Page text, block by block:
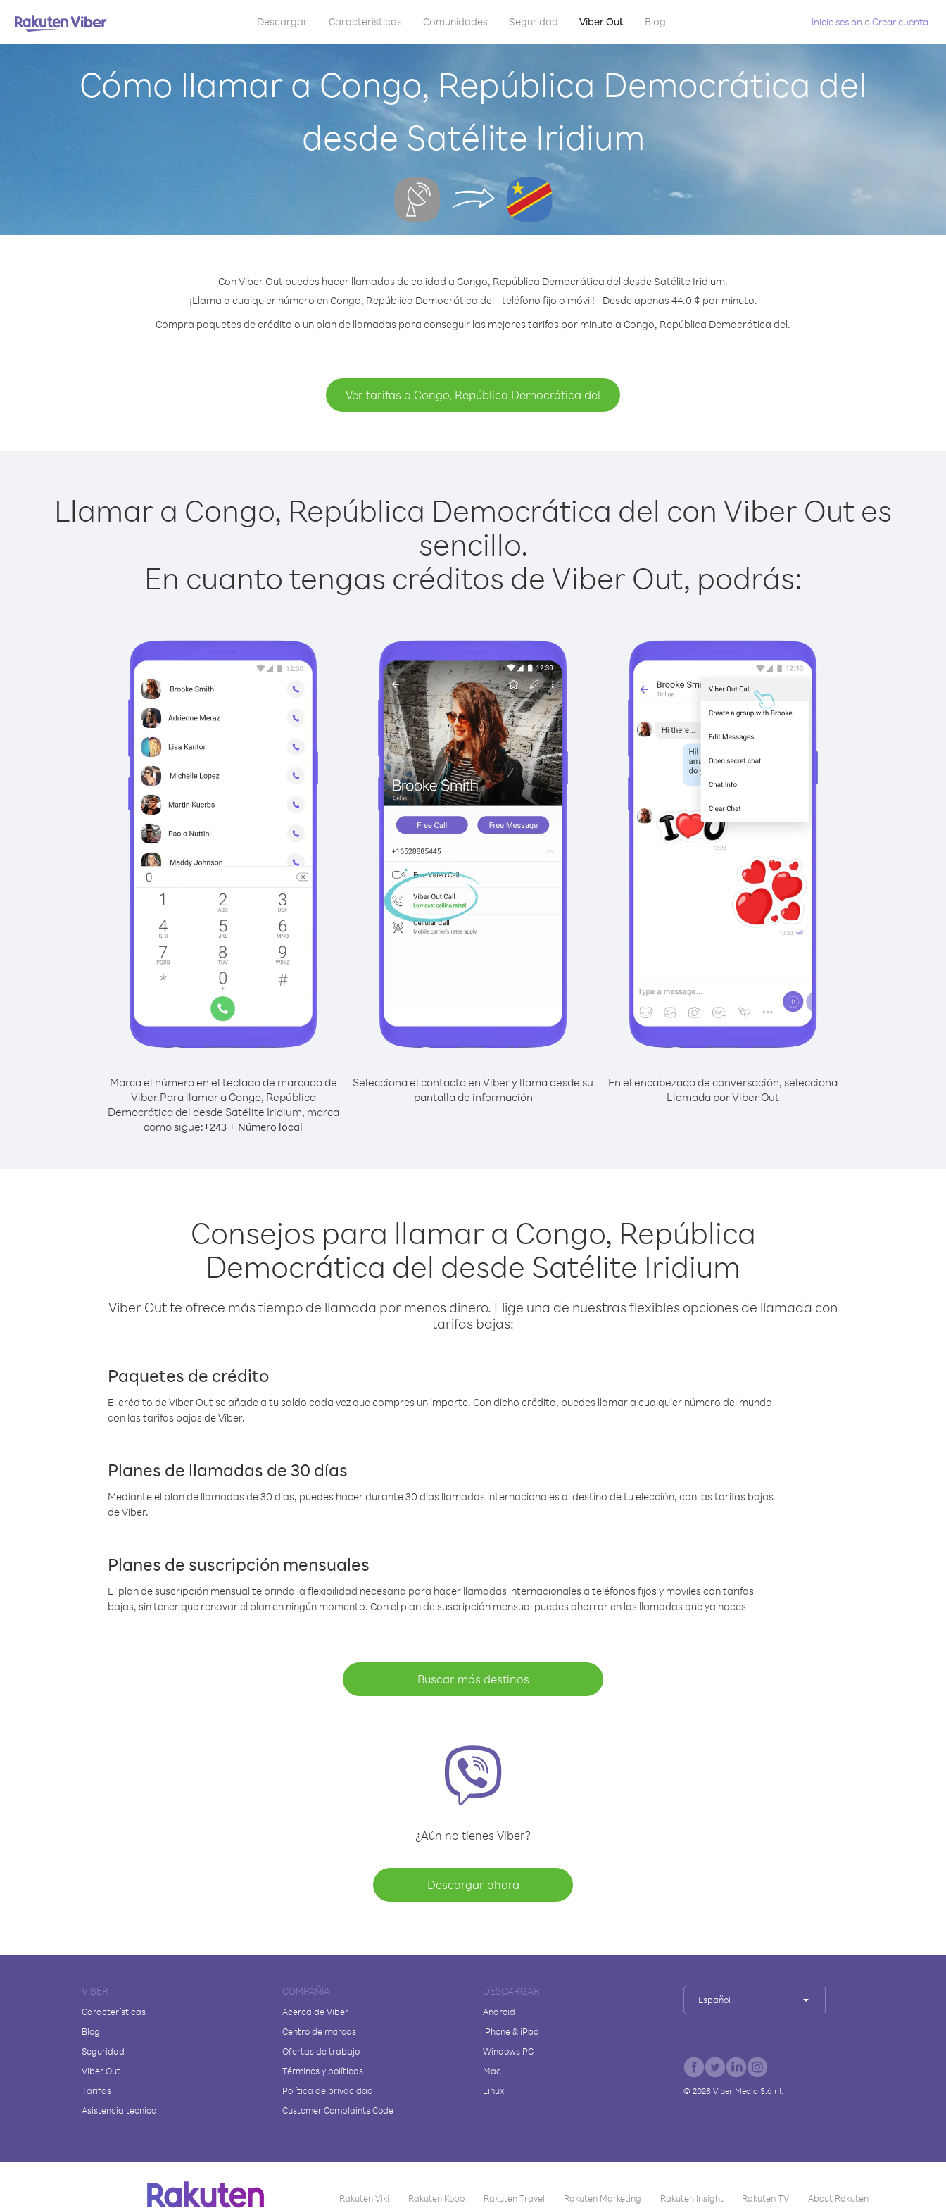
Descargar Características Comunidades Seguridad Viber Out Blog Inicie sesión oCrear cuenta
Cómo llamar a Congo, República Democrática del
desde Satélite Iridium
Con Viber Out puedes hacer llamadas de calidad a Congo, República Democrática del desde Satélite Iridium.
¡Llama a cualquier número en Congo, República Democrática del - teléfono fijo o móvil! - Desde apenas 44.0 ¢ por minuto.
Compra paquetes de crédito o un plan de llamadas para conseguir las mejores tarifas por minuto a Congo, República Democrática del.
Ver tarifas a Congo, República Democrática del
Llamar a Congo, República Democrática del con Viber Out es
sencillo.
En cuanto tengas créditos de Viber Out, podrás:
Marca el número en el teclado de marcado de
Viber.Para llamar a Congo, República
Democrática del desde Satélite Iridium, marca
como sigue:+243 + Número local
Selecciona el contacto en Viber y llama desde su
pantalla de información
En el encabezado de conversación, selecciona
Llamada por Viber Out
Consejos para llamar a Congo, República
Democrática del desde Satélite Iridium
Viber Out te ofrece más tiempo de llamada por menos dinero. Elige una de nuestras flexibles opciones de llamada con
tarifas bajas:
Paquetes de crédito
El crédito de Viber Out se añade a tu saldo cada vez que compres un importe. Con dicho crédito, puedes llamar a cualquier número del mundo
con las tarifas bajas de Viber.
Planes de llamadas de 30 días
Mediante el plan de llamadas de 30 días, puedes hacer durante 30 días llamadas internacionales al destino de tu elección, con las tarifas bajas
de Viber.
Planes de suscripción mensuales
El plan de suscripción mensual te brinda la flexibilidad necesaria para hacer llamadas internacionales a teléfonos fijos y móviles con tarifas
bajas, sin tener que renovar el plan en ningún momento. Con el plan de suscripción mensual puedes ahorrar en las llamadas que ya haces
Buscar más destinos
¿Aún no tienes Viber?
Descargar ahora
VIBER
Características
Blog
Seguridad
Viber Out
Tarifas
Asistencia técnica
COMPAÑÍA
Acerca de Viber
Centro de marcas
Ofertas de trabajo
Términos y políticas
Política de privacidad
Customer Complaints Code
DESCARGAR
Android
iPhone & iPad
Windows PC
Mac
Linux
Español
© 2026 Viber Media S.à r.l.
Rakuten Viki Rakuten Kobo Rakuten Travel Rakuten Marketing Rakuten Insight Rakuten TV About Rakuten